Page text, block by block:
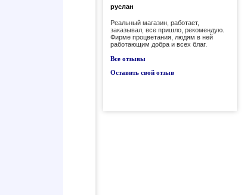
руслан
Реальный магазин, работает,
заказывал, все пришло, рекомендую.
Фирме процветания, людям в ней
работающим добра и всех благ.
Все отзывы
Оставить свой отзыв